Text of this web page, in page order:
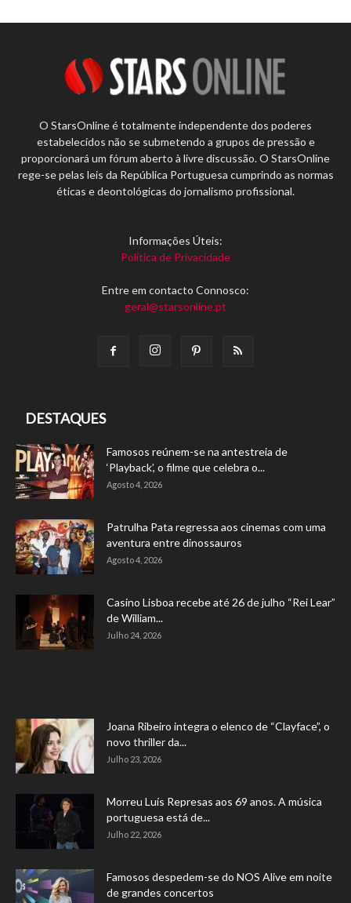
O StarsOnline é totalmente independente dos poderes
estabelecidos não se submetendo a grupos de pressão e
proporcionará um fórum aberto à livre discussão. O StarsOnline
rege-se pelas leis da República Portuguesa cumprindo as normas
éticas e deontológicas do jornalismo profissional.
Informações Úteis:
Política de Privacidade
Entre em contacto Connosco:
geral@starsonline.pt
DESTAQUES
Famosos reúnem-se na antestreia de
‘Playback’, o filme que celebra o...
Agosto 4, 2026
Patrulha Pata regressa aos cinemas com uma
aventura entre dinossauros
Agosto 4, 2026
Casino Lisboa recebe até 26 de julho “Rei Lear”
de William...
Julho 24, 2026
Joana Ribeiro integra o elenco de “Clayface”, o
novo thriller da...
Julho 23, 2026
Morreu Luís Represas aos 69 anos. A música
portuguesa está de...
Julho 22, 2026
Famosos despedem-se do NOS Alive em noite
de grandes concertos